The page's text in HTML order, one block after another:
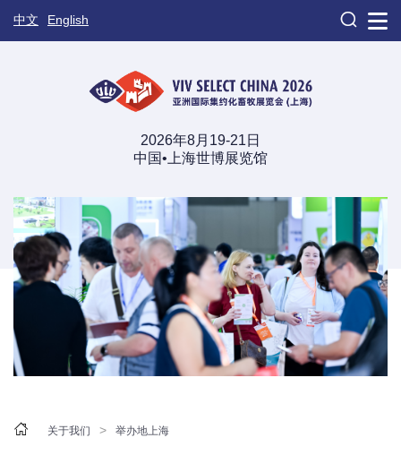
中文 English 
2026年8月19-21日
中国•上海世博展览馆
 关于我们 > 举办地上海